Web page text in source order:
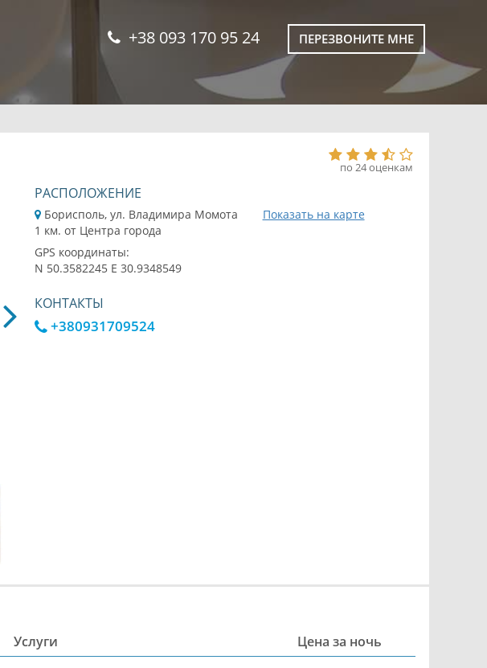
+38 093 170 95 24 ПЕРЕЗВОНИТЕ МНЕ
по 24 оценкам
РАСПОЛОЖЕНИЕ
Борисполь, ул. Владимира Момота
Показать на карте
1 км. от Центра города
GPS координаты:
N 50.3582245 E 30.9348549
КОНТАКТЫ
+380931709524
Услуги Цена за ночь